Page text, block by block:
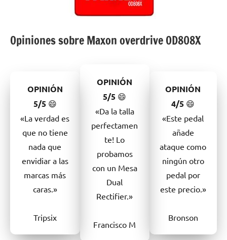
Opiniones sobre Maxon overdrive OD808X
OPINIÓN
5/5😄
«La verdad es
que no tiene
nada que
envidiar a las
marcas más
caras.»
Tripsix
OPINIÓN
5/5 😄
«Da la talla
perfectamen
te! Lo
probamos
con un Mesa
Dual
Rectifier.»
Francisco M
OPINIÓN
4/5 😄
«Este pedal
añade
ataque como
ningún otro
pedal por
este precio.»
Bronson